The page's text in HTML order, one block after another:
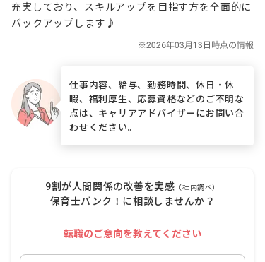
充実しており、スキルアップを目指す方を全面的に
バックアップします♪
仕事内容、給与、勤務時間、休日・休
暇、福利厚生、応募資格などのご不明な
点は、キャリアアドバイザーにお問い合
わせください。
9割が人間関係の改善を実感 （社内調べ）
保育士バンク！に相談しませんか？
転職のご意向を教えてください